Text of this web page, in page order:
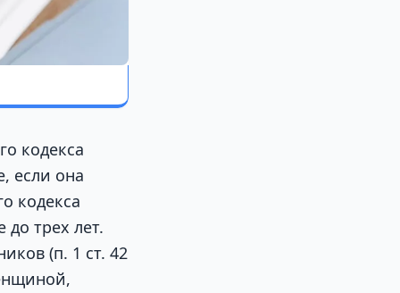
кодекса
если она
кодекса
трех лет.
(п. 1 ст. 42